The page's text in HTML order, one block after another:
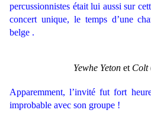
percussionnistes était lui aussi sur
concert unique, le temps d’une
belge .
Yewhe Yeton et Colt
Apparemment, l’invité fut fort
improbable avec son groupe !